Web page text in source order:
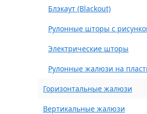
Блэкаут (Blackout)
Рулонные шторы с
Электрические шторы
Рулонные жалюзи на
Горизонтальные жалюзи
Вертикальные жалюзи